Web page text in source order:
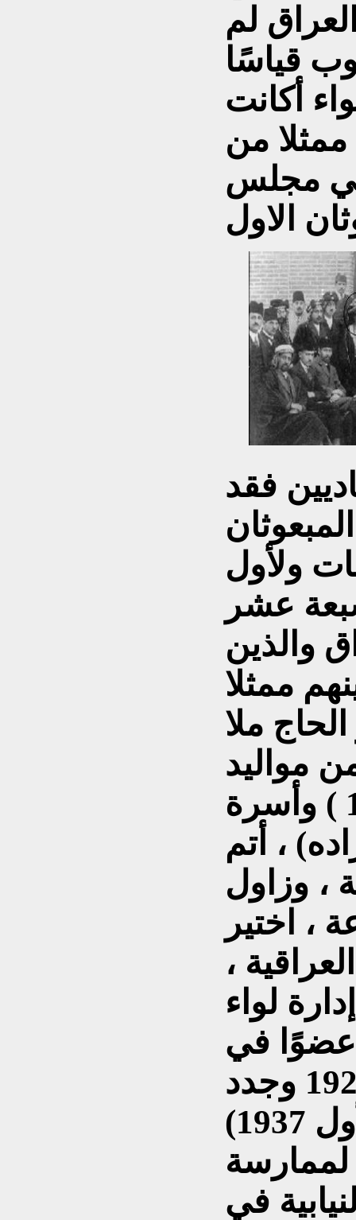
لم
قياسًا
أكانت
ممثلا من
في مجلس
فقد
ولأول
عشر
والذين
ممثلا
ملا
مواليد
السليمانية (1875 ـ 1961 ) وأسرة
، أتم
، وزاول
، اختير
،
لواء
عضوًا في
مجلس الأعيان في تموز 1925 وجدد
لممارسة
في